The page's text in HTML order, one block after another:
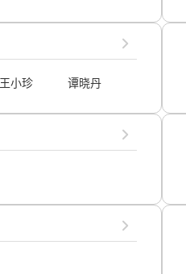
王小珍 谭晓丹